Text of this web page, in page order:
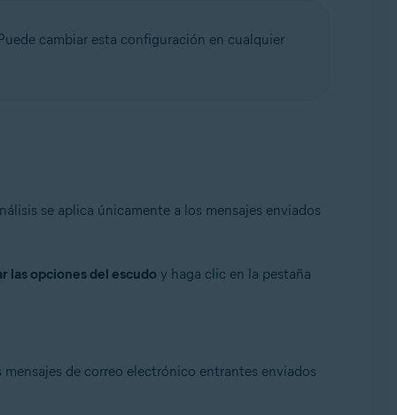
cambiar esta configuración en cualquier
se aplica únicamente a los mensajes enviados
las opciones del escudo y haga clic en la pestaña
de correo electrónico entrantes enviados